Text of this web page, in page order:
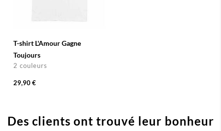
T-shirt L'Amour Gagne
Toujours
2 couleurs
29,90 €
Des clients ont trouvé leur bonheur